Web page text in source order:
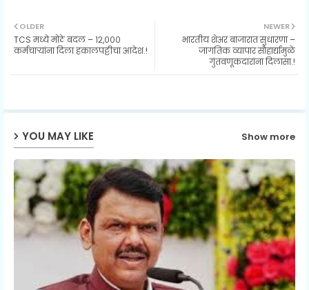
ats
NEWER
भारतीय शेअर बाजारात सुधारणा –
जागतिक व्यापार सौहार्द्यामुळे
गुंतवणूकदारांना दिलासा.!
OLDER
TCS मध्ये मोठे बदल – १२,०००
कर्मचाऱ्यांना दिला हकालपट्टीचा आदेश.!
YOU MAY LIKE Show more